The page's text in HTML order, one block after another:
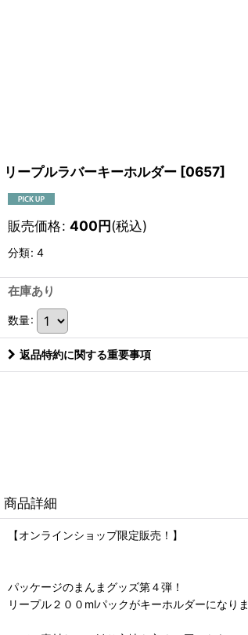
リープルラバーキーホルダー [0657]
販売価格: 400円(税込)
分類: 4
在庫あり
数量:
返品特約に関する重要事項
商品詳細
【オンラインショップ限定販売！】
パッケージのまんまグッズ第４弾！
リープル２００mlパックがキーホルダーになり